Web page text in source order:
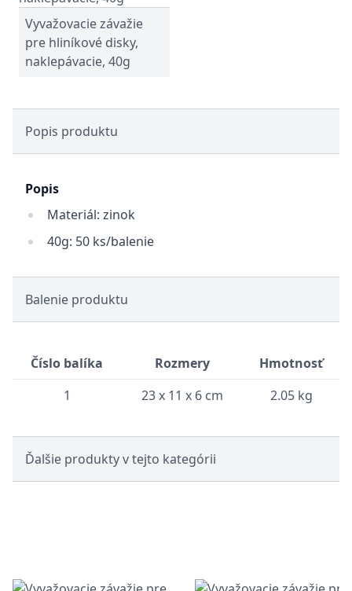
Vyvažovacie závažie
pre hliníkové disky,
naklepávacie, 40g
Popis produktu
Popis
Materiál: zinok
40g: 50 ks/balenie
Balenie produktu
Číslo balíka Rozmery
Hmotnosť
1
23 x 11 x 6 cm 2.05 kg
Ďalšie produkty v tejto kategórii